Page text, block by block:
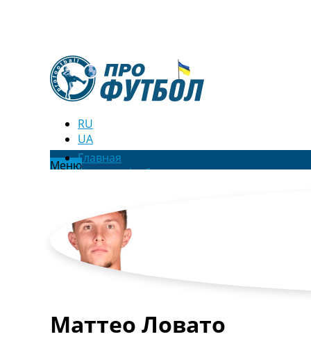
RU
UA
МенюГлавная
Новости футбола
Новости футбола Украины
Последние комментарии
Конкурс прогнозов
Логин
Рейтинги
Турниры
Маттео Ловато